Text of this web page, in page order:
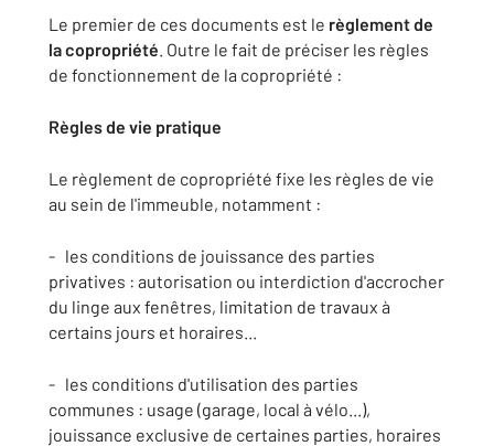
Le premier de ces documents est le règlement de
la copropriété. Outre le fait de préciser les règles
de fonctionnement de la copropriété :
Règles de vie pratique
Le règlement de copropriété fixe les règles de vie
au sein de l'immeuble, notamment :
- les conditions de jouissance des parties
privatives : autorisation ou interdiction d'accrocher
du linge aux fenêtres, limitation de travaux à
certains jours et horaires...
- les conditions d'utilisation des parties
communes : usage (garage, local à vélo...),
jouissance exclusive de certaines parties, horaires